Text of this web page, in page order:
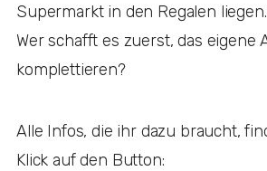
Supermarkt in den Regalen
Wer schafft es zuerst, das eigene
komplettieren?
Alle Infos, die ihr dazu braucht,
Klick auf den Button: